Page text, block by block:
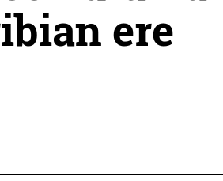
ere